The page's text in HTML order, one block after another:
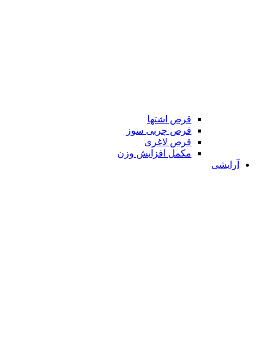
قرص اشتها
قرص چربی سوز
قرص لاغری
مکمل افزایش وزن
آرایشی